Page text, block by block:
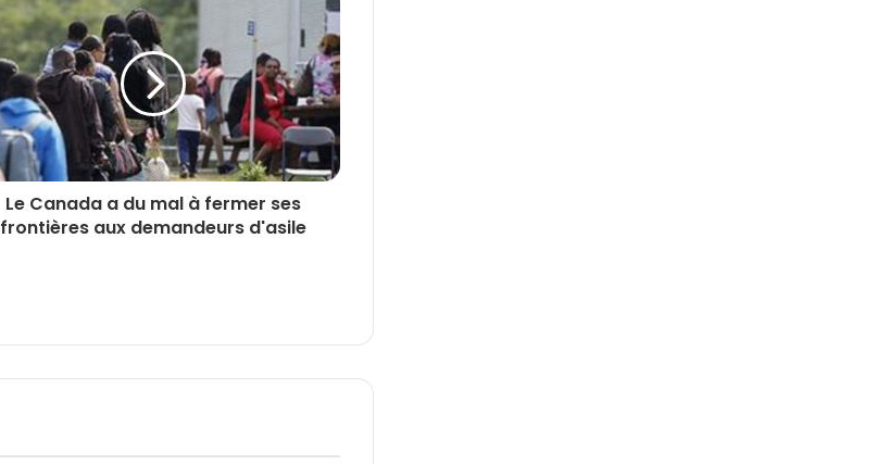
Le Canada a du mal à fermer ses
frontières aux demandeurs d'asile